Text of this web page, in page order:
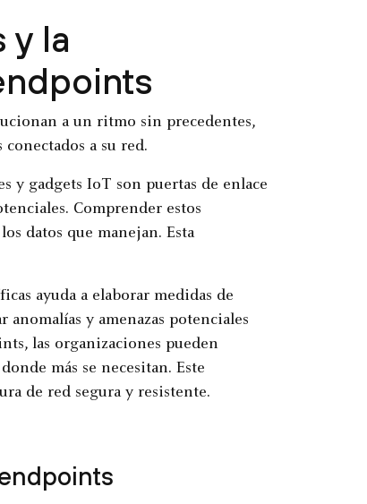
y la
a un ritmo sin precedentes,
a su red.
y gadgets IoT son puertas de enlace
Comprender estos
datos que manejan. Esta
ayuda a elaborar medidas de
y amenazas potenciales
las organizaciones pueden
más se necesitan. Este
de red segura y resistente.